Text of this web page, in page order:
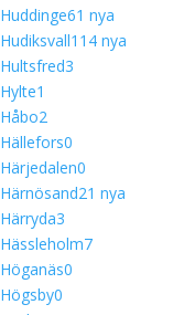
Huddinge61 nya
Hudiksvall11 4 nya
Hultsfred3
Hylte1
Håbo2
Hällefors0
Härjedalen0
Härnösand21 nya
Härryda3
Hässleholm7
Höganäs0
Högsby0